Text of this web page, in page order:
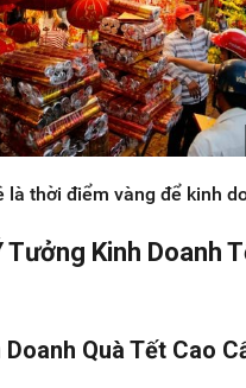
là thời điểm vàng để kinh
Tưởng Kinh Doanh
Doanh Quà Tết Cao